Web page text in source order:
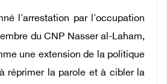
l'arrestation par l'occupation
du CNP Nasser al-Laham,
une extension de la politique
réprimer la parole et à cibler la